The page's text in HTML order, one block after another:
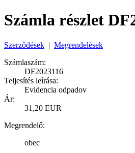
Számla részlet
Szerződések | Megrendelések
Számlaszám:
DF2023116
Teljesítés leírása:
Evidencia odpadov
Ár:
31,20 EUR
Megrendelő:
obec